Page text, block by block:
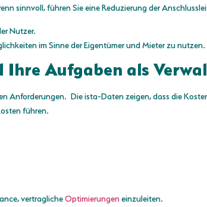
sinnvoll, führen Sie eine Reduzierung der
Nutzer.
im Sinne der Eigentümer und Mieter zu nutzen.
Ihre Aufgaben als
Anforderungen. Die ista-Daten zeigen, dass die
führen.
vertraglicheOptimierungeneinzuleiten.